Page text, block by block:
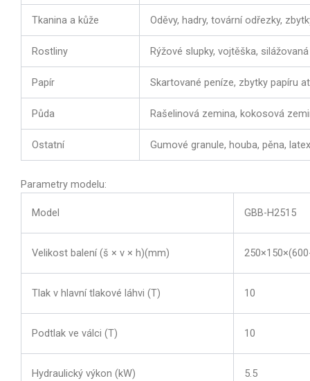
Tkanina a kůže Oděvy, hadry, tovární odřezky,
Rostliny Rýžové slupky, vojtěška,
Papír Skartované peníze, zbytky papíru
Půda Rašelinová zemina, kokosová
Ostatní Gumové granule, houba, pěna,
Parametry modelu:
Model GBB-H2515
Velikost balení (š × v × h)(mm)
Tlak v hlavní tlakové láhvi (T) 10
Podtlak ve válci (T) 10
Hydraulický výkon (kW) 5.5